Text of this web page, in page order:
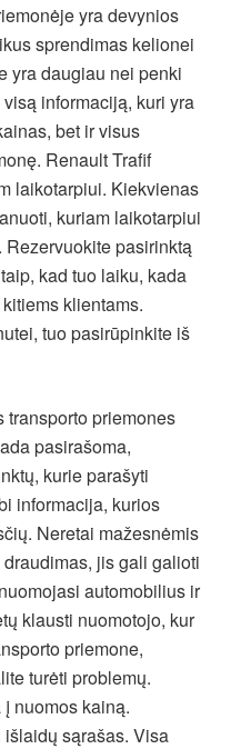
yra devynios
sprendimas kelionei
yra daugiau nei penki
informaciją, kuri yra
bet ir visus
Renault Trafif
laikotarpiui. Kiekvienas
kuriam laikotarpiui
pasirinktą
kad tuo laiku, kada
klientams.
tuo pasirūpinkite iš
priemones
pasirašoma,
kurie parašyti
informacija, kurios
Neretai mažesnėmis
jis gali galioti
automobilius ir
klausti nuomotojo, kur
priemone,
turėti problemų.
nuomos kainą.
sąrašas. Visa